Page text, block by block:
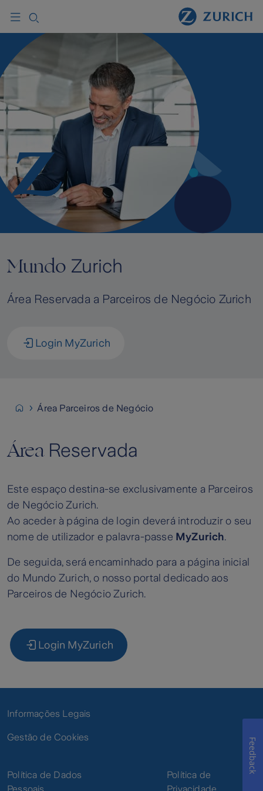
Mundo Zurich
Área Reservada a Parceiros de Negócio Zurich
Login MyZurich
Área Parceiros de Negócio
Área Reservada
Este espaço destina-se exclusivamente a Parceiros
de Negócio Zurich.
Ao aceder à página de login deverá introduzir o seu
nome de utilizador e palavra-passe MyZurich.
De seguida, será encaminhado para a página inicial
do Mundo Zurich, o nosso portal dedicado aos
Parceiros de Negócio Zurich.
Login MyZurich
Informações Legais
Gestão de Cookies
Política de Dados
Política de
Feedback